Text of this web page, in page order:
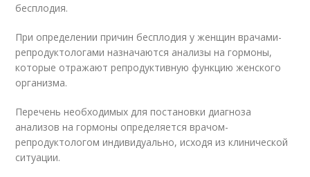
бесплодия.
При определении причин бесплодия у женщин врачами-
репродуктологами назначаются анализы на гормоны,
которые отражают репродуктивную функцию женского
организма.
Перечень необходимых для постановки диагноза
анализов на гормоны определяется врачом-
репродуктологом индивидуально, исходя из клинической
ситуации.